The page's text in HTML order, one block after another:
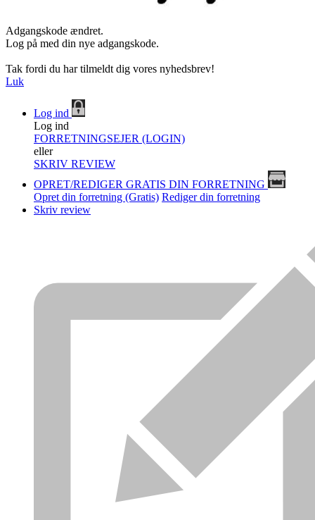
Adgangskode ændret.
Log på med din nye adgangskode.
Tak fordi du har tilmeldt dig vores nyhedsbrev!
Luk
Log ind
Log ind
FORRETNINGSEJER (LOGIN)
eller
SKRIV REVIEW
OPRET/REDIGER GRATIS DIN FORRETNING
Opret din forretning (Gratis) Rediger din forretning
Skriv review